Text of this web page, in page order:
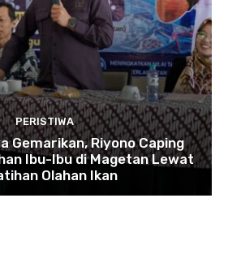
PERISTIWA
Gemarikan, Riyono Caping
Ibu-Ibu di Magetan Lewat
Olahan Ikan